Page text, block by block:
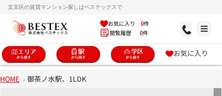
文京区の賃貸マンション探しはベステックスで
お気に入り 0件
閲覧履歴 0件
お気に入り
HOME 御茶ノ水駅、1LDK